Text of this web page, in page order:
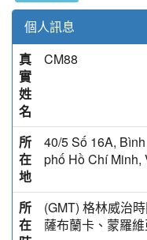
個人訊息
真
實
姓
名
CM88
所
在
地
40/5 Số 16A,
phố Hồ Chí Minh,
所
在
(GMT) 格林威治
薩布蘭卡、蒙羅